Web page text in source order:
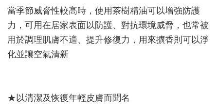
當季節威脅性較高時，使用茶樹精油可以增強防護
力，可用在居家表面以防護、對抗環境威脅，也常被
用於調理肌膚不適、提升修復力，用來擴香則可以淨
化並讓空氣清新
★以清潔及恢復年輕皮膚而聞名